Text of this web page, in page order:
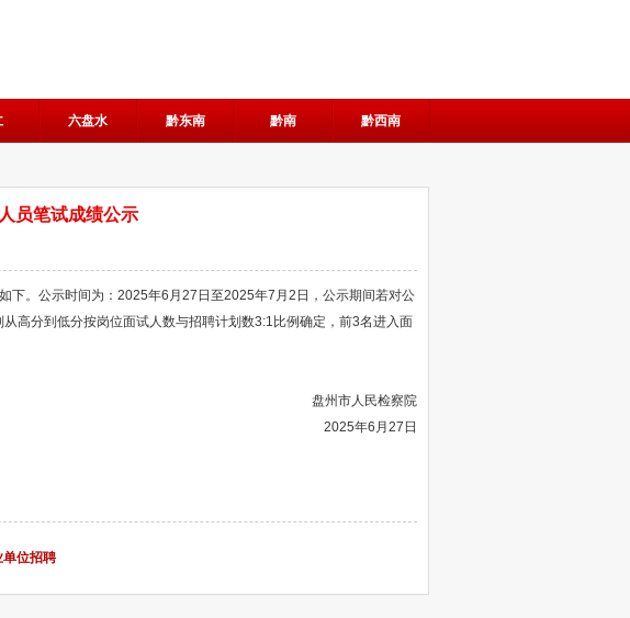
六盘水 黔东南 黔南 黔西南
员笔试成绩公示
。公示时间为：2025年6月27日至2025年7月2日，公示期间若对公
高分到低分按岗位面试人数与招聘计划数3:1比例确定，前3名进入面
盘州市人民检察院
2025年6月27日
单位招聘